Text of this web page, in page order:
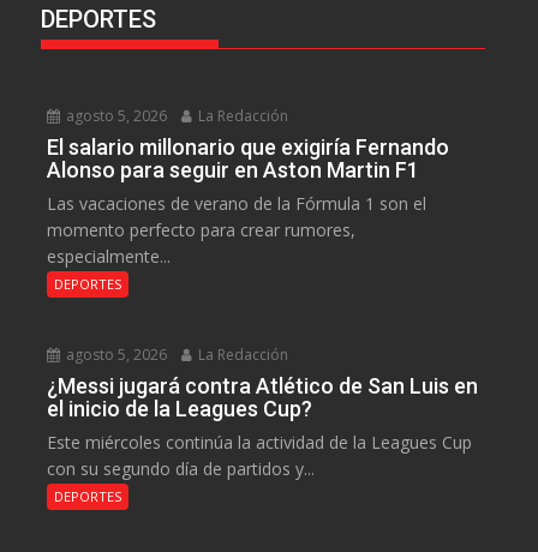
DEPORTES
agosto 5, 2026 La Redacción
El salario millonario que exigiría Fernando
Alonso para seguir en Aston Martin F1
Las vacaciones de verano de la Fórmula 1 son el
momento perfecto para crear rumores,
especialmente...
DEPORTES
agosto 5, 2026 La Redacción
¿Messi jugará contra Atlético de San Luis en
el inicio de la Leagues Cup?
Este miércoles continúa la actividad de la Leagues Cup
con su segundo día de partidos y...
DEPORTES